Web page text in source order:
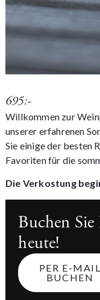
695:-
Willkommen zur
unserer erfahrenen
Sie einige der besten
Favoriten für die
Die Verkostung
Buchen
heute!
PER E-MAIL
BUCHEN